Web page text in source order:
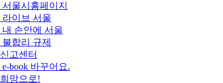
서울시홈페이지
라이브 서울
내 손안에 서울
불합리 규제
신고센터
e-book 바꾸어요.
희망으로!